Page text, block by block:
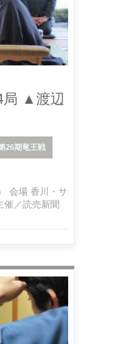
局 ▲渡辺
26期竜王戦
会場 香川・サ
催／読売新聞